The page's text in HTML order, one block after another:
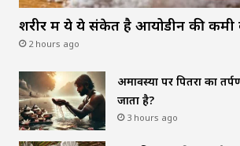
शरीर में ये ये संकेत है आयोडीन की
2 hours ago
अमावस्या पर पितरों का
जाता है?
3 hours ago